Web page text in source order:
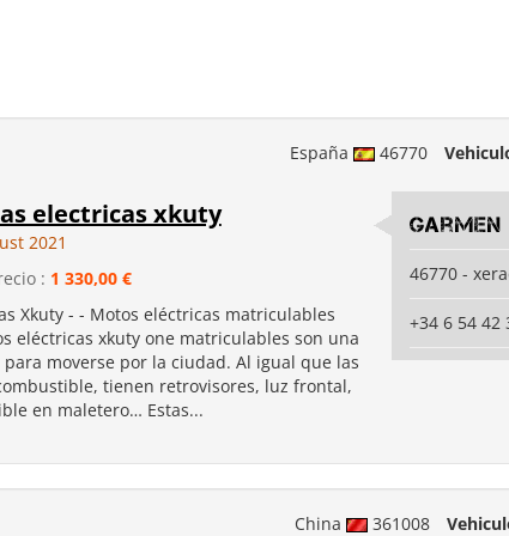
España 46770
electricas xkuty
2021
: 1 330,00 €
Xkuty - - Motos eléctricas matriculables
eléctricas xkuty one matriculables son una
moverse por la ciudad. Al igual que las
tienen retrovisores, luz frontal,
en maletero… Estas...
46770 -
+34 6 54 42
China 361008